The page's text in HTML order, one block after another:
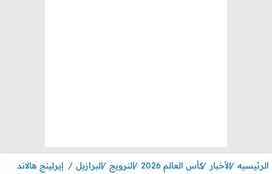
الرئيسيه الأخبار كأس العالم 2026 النرويج البرازيل إيرلينج هالاند